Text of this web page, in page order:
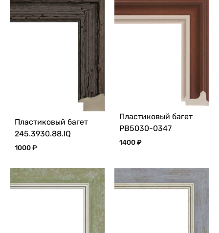
Пластиковый багет
245.3930.88.IQ
1000₽
Пластиковый багет
PB5030-0347
1400₽